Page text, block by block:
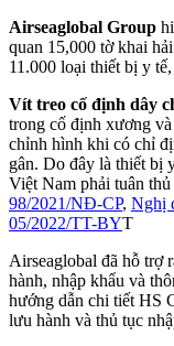
Airseaglobal Group
quan 15,000 tờ khai
11.000 loại thiết bị y
Vít treo cố định dây
trong cố định xương
chỉnh hình khi có chỉ
gân. Do đây là thiết bị
Việt Nam phải tuân
98/2021/NĐ-CP, Nghị
05/2022/TT-BYT
Airseaglobal đã hỗ trợ
hành, nhập khẩu và
hướng dẫn chi tiết HS
lưu hành và thủ tục